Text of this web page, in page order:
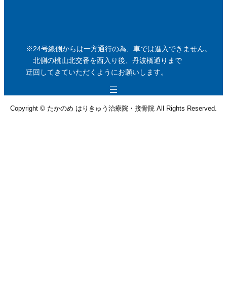
※24号線側からは一方通行の為、車では進入できません。
北側の桃山北交番を西入り後、丹波橋通りまで
迂回してきていただくようにお願いします。
Copyright © たかのめ はりきゅう治療院・接骨院 All Rights Reserved.